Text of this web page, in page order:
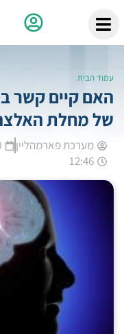
עמוד הבית
האם קיים קשר
של מחלת
מערכת פארמהליין
12:46